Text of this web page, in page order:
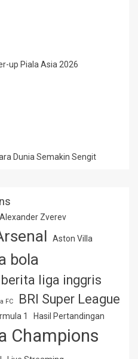
up Piala Asia 2026
Dunia Semakin Sengit
Alexander Zverev
Aston Villa
bola
berita liga inggris
FC BRI Super League
1 Hasil Pertandingan
Champions